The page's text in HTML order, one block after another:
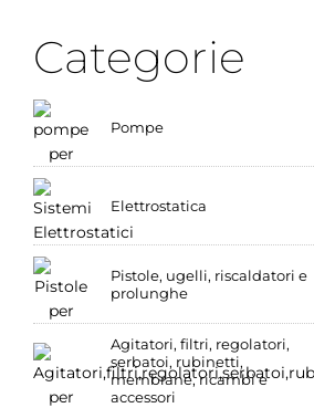
Categorie
Pompe
Elettrostatica
Pistole, ugelli, riscaldatori e
prolunghe
Agitatori, filtri, regolatori,
serbatoi, rubinetti,
membrane, ricambi e
accessori